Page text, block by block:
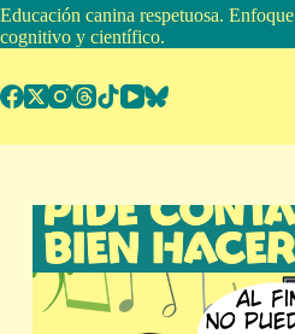
Educación canina respetuosa. Enfoque
cognitivo y científico.